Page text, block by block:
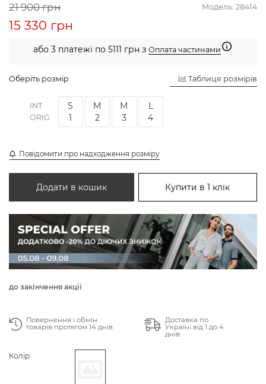
Модель: 28414
21 900 грн
15 330 грн
або 3 платежі по 5111 грн з Оплата частинами
Оберіть розмір Таблиця розмірів
INT
ORIG
S
1
M
2
M
3
L
4
Повідомити про надходження розміру
Додати в кошик Купити в 1 клік
до закінчення акції
Повернення і обмін
товарів протягом 14 днів
Доставка по
Україні від 1 до 4
днів
Колір